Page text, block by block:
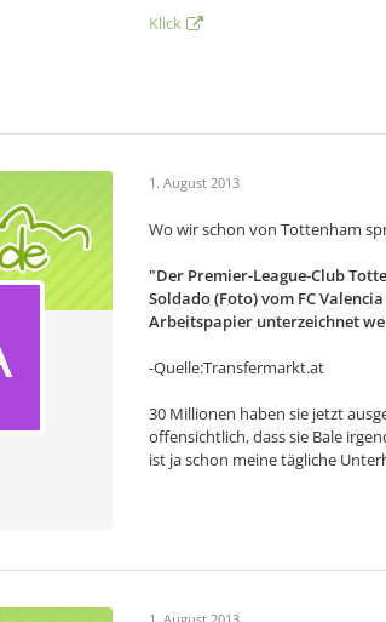
Klick
1. August 2013
Wo wir schon von Tottenham
"Der Premier-League-Club
Soldado (Foto) vom FC
Arbeitspapier unterzeichnet
-Quelle:Transfermarkt.at
30 Millionen haben sie jetzt
offensichtlich, dass sie Bale
ist ja schon meine tägliche